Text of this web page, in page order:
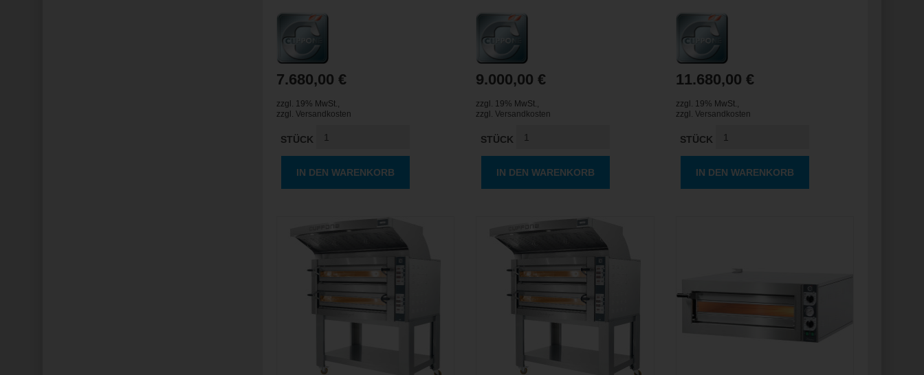
7.680,00 €
zzgl. 19% MwSt.,
zzgl. Versandkosten
STÜCK
IN DEN WARENKORB
9.000,00 €
zzgl. 19% MwSt.,
zzgl.Versandkosten
STÜCK
IN DEN WARENKORB
11.680,00 €
zzgl. 19% MwSt.,
zzgl. Versandkosten
STÜCK
IN DEN WARENKORB